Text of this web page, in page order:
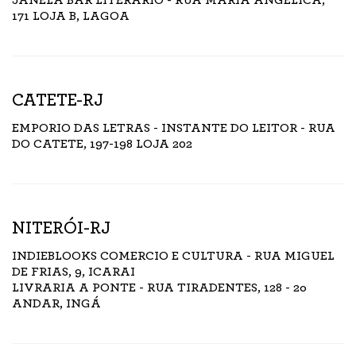
171 LOJA B, LAGOA
CATETE-RJ
EMPORIO DAS LETRAS - INSTANTE DO LEITOR - RUA
DO CATETE, 197-198 LOJA 202
NITERÓI-RJ
INDIEBLOOKS COMERCIO E CULTURA - RUA MIGUEL
DE FRIAS, 9, ICARAI
LIVRARIA A PONTE - RUA TIRADENTES, 128 - 2o
ANDAR, INGÁ